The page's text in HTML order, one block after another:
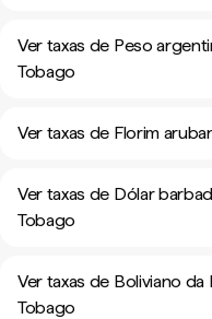
Ver taxas de Peso
Tobago
Ver taxas de Florim
Ver taxas de Dólar
Tobago
Ver taxas de Boliviano da
Tobago